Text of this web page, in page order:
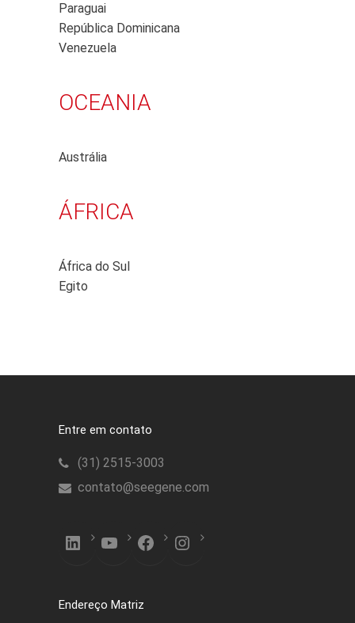
Paraguai
República Dominicana
Venezuela
OCEANIA
Austrália
ÁFRICA
África do Sul
Egito
Entre em contato
(31) 2515-3003
contato@seegene.com
LinkedInYouTubeFacebookInstagram
Endereço Matriz